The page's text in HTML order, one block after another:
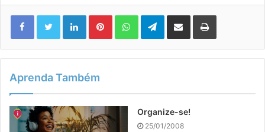
LinkedinPinterestWhatsAppTelegram
Compartilhar via e-mail Imprimir
Aprenda Também
Organize-se!
25/01/2008